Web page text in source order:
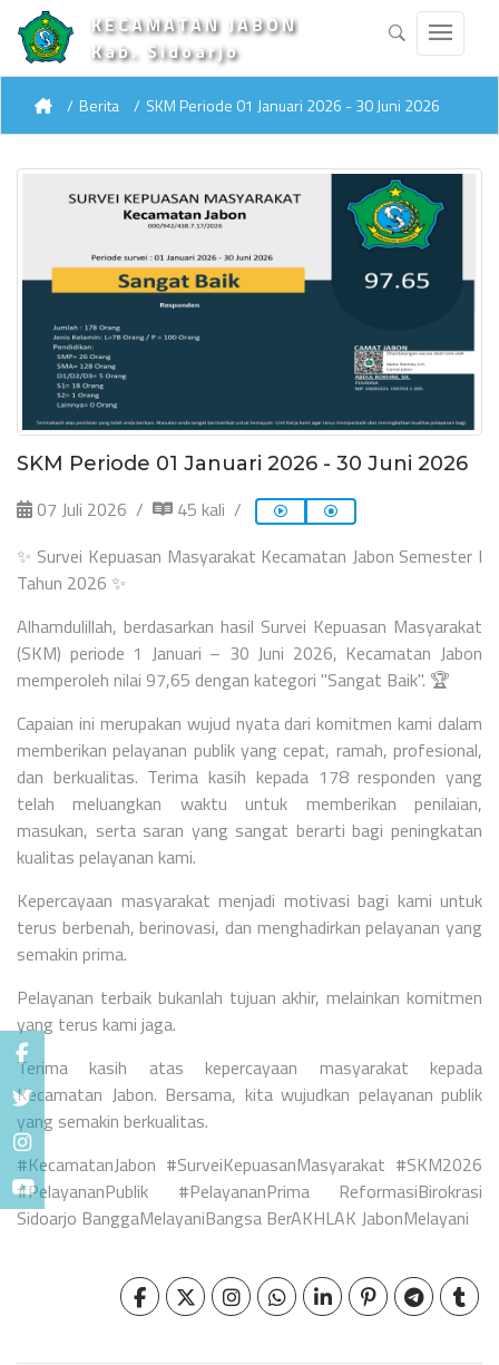
KECAMATAN JABON
Kab. Sidoarjo
Berita SKM Periode 01 Januari 2026 - 30 Juni 2026
SKM Periode 01 Januari 2026 - 30 Juni 2026
07 Juli 2026
45 kali
✨ Survei Kepuasan Masyarakat Kecamatan Jabon Semester I
Tahun 2026 ✨
Alhamdulillah, berdasarkan hasil Survei Kepuasan Masyarakat
(SKM) periode 1 Januari – 30 Juni 2026, Kecamatan Jabon
memperoleh nilai 97,65 dengan kategori "Sangat Baik". 🏆
Capaian ini merupakan wujud nyata dari komitmen kami dalam
memberikan pelayanan publik yang cepat, ramah, profesional,
dan berkualitas. Terima kasih kepada 178 responden yang
telah meluangkan waktu untuk memberikan penilaian,
masukan, serta saran yang sangat berarti bagi peningkatan
kualitas pelayanan kami.
Kepercayaan masyarakat menjadi motivasi bagi kami untuk
terus berbenah, berinovasi, dan menghadirkan pelayanan yang
semakin prima.
Pelayanan terbaik bukanlah tujuan akhir, melainkan komitmen
yang terus kami jaga.
Terima kasih atas kepercayaan masyarakat kepada
Kecamatan Jabon. Bersama, kita wujudkan pelayanan publik
yang semakin berkualitas.
#KecamatanJabon #SurveiKepuasanMasyarakat #SKM2026
#PelayananPublik #PelayananPrima ReformasiBirokrasi
Sidoarjo BanggaMelayaniBangsa BerAKHLAK JabonMelayani